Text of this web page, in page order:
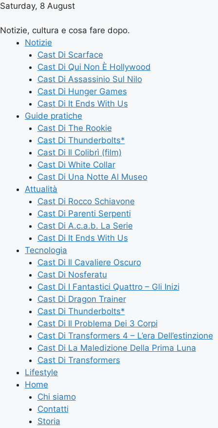
Saturday, 8 August
Notizie, cultura e cosa fare dopo.
Notizie
Cast Di Scarface
Cast Di Qui Non È Hollywood
Cast Di Assassinio Sul Nilo
Cast Di Hunger Games
Cast Di It Ends With Us
Guide pratiche
Cast Di The Rookie
Cast Di Thunderbolts*
Cast Di Il Colibrì (film)
Cast Di White Collar
Cast Di Una Notte Al Museo
Attualità
Cast Di Rocco Schiavone
Cast Di Parenti Serpenti
Cast Di A.c.a.b. La Serie
Cast Di It Ends With Us
Tecnologia
Cast Di Il Cavaliere Oscuro
Cast Di Nosferatu
Cast Di I Fantastici Quattro – Gli Inizi
Cast Di Dragon Trainer
Cast Di Thunderbolts*
Cast Di Il Problema Dei 3 Corpi
Cast Di Transformers 4 – L’era Dell’estinzione
Cast Di La Maledizione Della Prima Luna
Cast Di Transformers
Lifestyle
Home
Chi siamo
Contatti
Storia